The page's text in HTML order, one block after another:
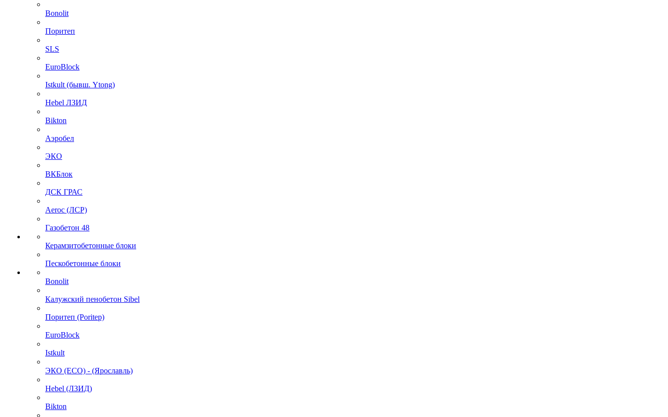
Bonolit
Поритеп
SLS
EuroBlock
Istkult (бывш. Ytong)
Hebel ЛЗИД
Bikton
Аэробел
ЭКО
ВКБлок
ДСК ГРАС
Aeroc (ЛСР)
Газобетон 48
Керамзитобетонные блоки
Пескобетонные блоки
Bonolit
Калужский пенобетон Sibel
Поритеп (Poritep)
EuroBlock
Istkult
ЭКО (ECO) - (Ярославль)
Hebel (ЛЗИД)
Bikton